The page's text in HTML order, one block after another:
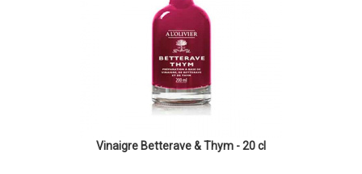
Vinaigre Betterave & Thym - 20 cl